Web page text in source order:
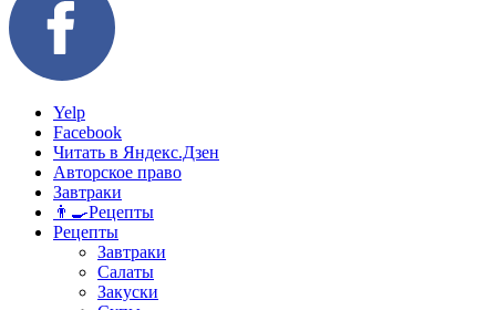
Yelp
Facebook
Читать в Яндекс.Дзен
Авторское право
Завтраки
👨‍🍳Рецепты
Рецепты
Завтраки
Салаты
Закуски